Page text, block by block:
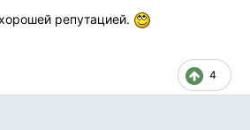
репутацией.
4